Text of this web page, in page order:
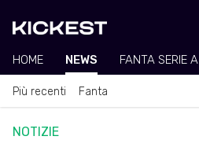
HOME NEWS FANTA SERIE A
Più recenti Fanta
NOTIZIE